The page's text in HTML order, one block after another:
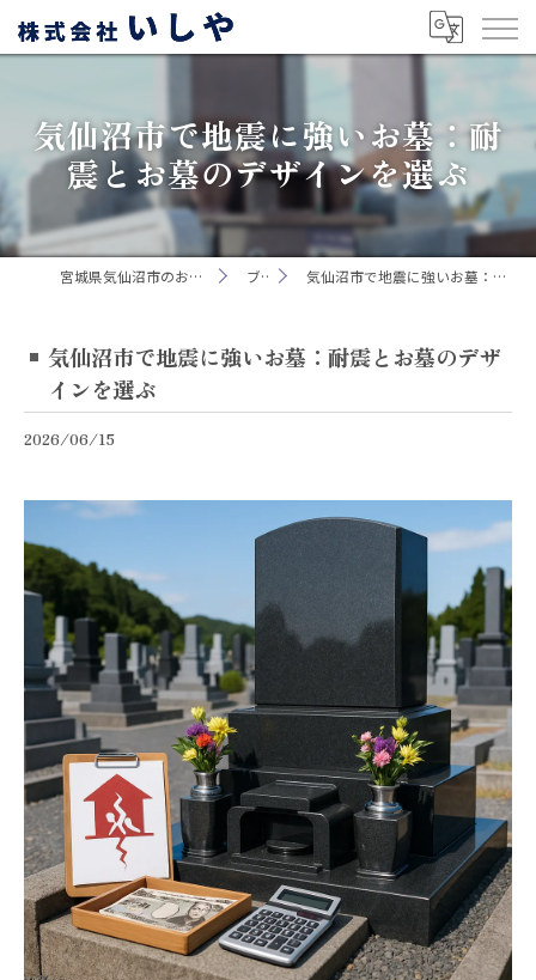
気仙沼市で地震に強いお墓：耐
震とお墓のデザインを選ぶ
宮城県気仙沼市のお墓なら株式会社いしや ブログ 気仙沼市で地震に強いお墓：耐震とお墓のデザインを選ぶ
気仙沼市で地震に強いお墓：耐震とお墓のデザ
インを選ぶ
2026/06/15